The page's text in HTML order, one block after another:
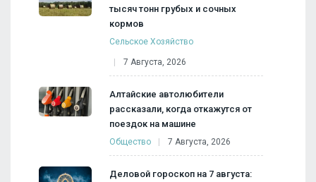
тысяч тонн грубых и сочных
кормов
Сельское Хозяйство
7 Августа, 2026
Алтайские автолюбители
рассказали, когда откажутся от
поездок на машине
Общество 7 Августа, 2026
Деловой гороскоп на 7 августа: